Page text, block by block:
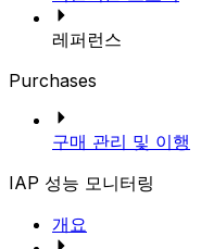
레퍼런스
Purchases
구매 관리 및 이행
IAP 성능 모니터링
개요